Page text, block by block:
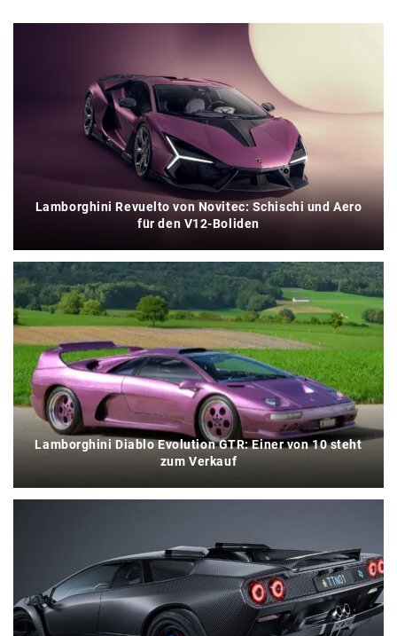
Lamborghini Revuelto von Novitec: Schischi und Aero
für den V12-Boliden
Lamborghini Diablo Evolution GTR: Einer von 10 steht
zum Verkauf